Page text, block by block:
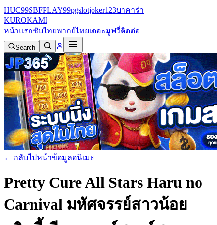
HUC99SBFPLAY99pgslotjoker123บาคาร่า
KUROKAMI
หน้าแรกซับไทยพากย์ไทยเดอะมูฟวี่ติดต่อ
Search
← กลับไปหน้าข้อมูลอนิเมะ
Pretty Cure All Stars Haru no
Carnival มหัศจรรย์สาวน้อย